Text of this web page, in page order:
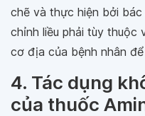
chẽ và thực hiện bởi bác
chỉnh liều phải tùy thuộc
cơ địa của bệnh nhân
4. Tác dụng
của thuốc